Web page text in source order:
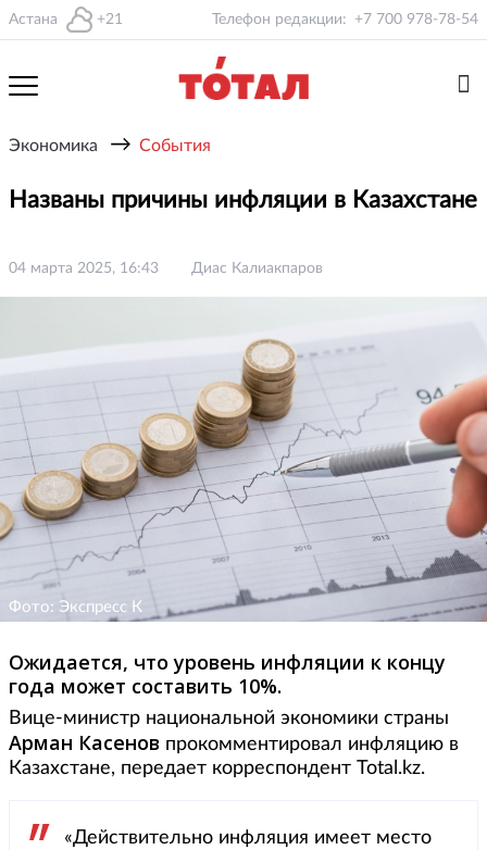
Астана +21 Телефон редакции: +7 700 978-78-54
Экономика → События
Названы причины инфляции в Казахстане
04 марта 2025, 16:43 Диас Калиакпаров
Фото: Экспресс К
Ожидается, что уровень инфляции к концу
года может составить 10%.
Вице-министр национальной экономики страны
Арман Касенов прокомментировал инфляцию в
Казахстане, передает корреспондент Total.kz.
«Действительно инфляция имеет место